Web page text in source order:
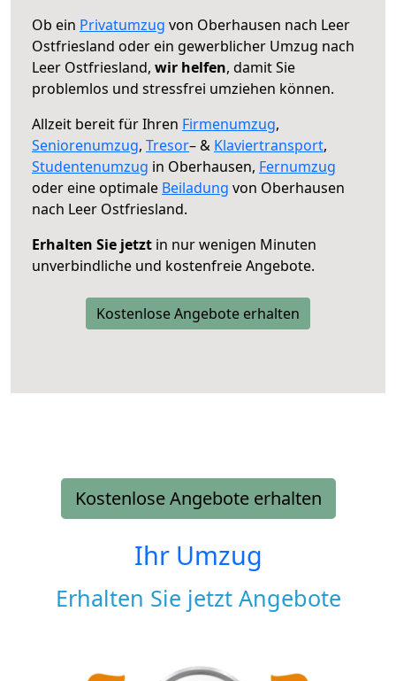
Ob ein Privatumzug von Oberhausen nach Leer
Ostfriesland oder ein gewerblicher Umzug nach
Leer Ostfriesland, wir helfen, damit Sie
problemlos und stressfrei umziehen können.
Allzeit bereit für Ihren Firmenumzug,
Seniorenumzug, Tresor– & Klaviertransport,
Studentenumzug in Oberhausen, Fernumzug
oder eine optimale Beiladung von Oberhausen
nach Leer Ostfriesland.
Erhalten Sie jetzt in nur wenigen Minuten
unverbindliche und kostenfreie Angebote.
Kostenlose Angebote erhalten
Kostenlose Angebote erhalten
Ihr Umzug
Erhalten Sie jetzt Angebote